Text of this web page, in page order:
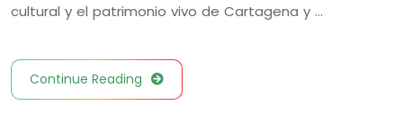
cultural y el patrimonio vivo de Cartagena y …
Continue Reading